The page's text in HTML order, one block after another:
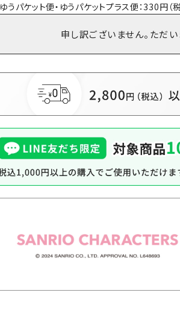
ゆうパケット便・ゆうパケットプラス便：330円（税
申し訳ございません。ただ